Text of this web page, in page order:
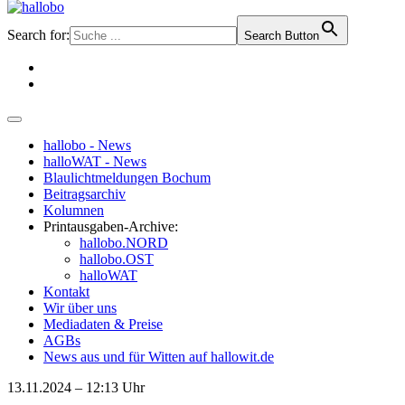
Search for: Search Button
hallobo - News
halloWAT - News
Blaulichtmeldungen Bochum
Beitragsarchiv
Kolumnen
Printausgaben-Archive:
hallobo.NORD
hallobo.OST
halloWAT
Kontakt
Wir über uns
Mediadaten & Preise
AGBs
News aus und für Witten auf hallowit.de
13.11.2024 – 12:13 Uhr